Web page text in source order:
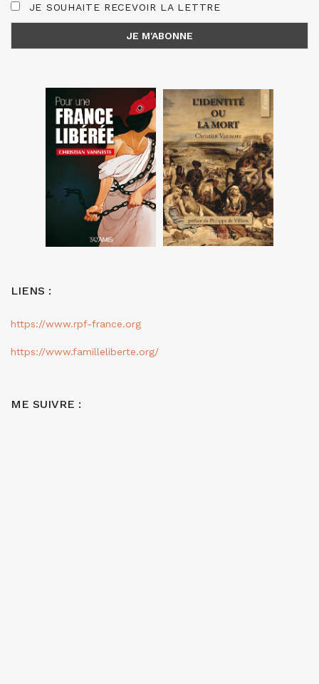
JE SOUHAITE RECEVOIR LA LETTRE
LIENS :
https://www.rpf-france.org
https://www.familleliberte.org/
ME SUIVRE :